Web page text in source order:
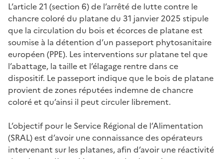
L’article 21 (section 6) de l’arrêté de lutte contre le
chancre coloré du platane du 31 janvier 2025 stipule
que la circulation du bois et écorces de platane est
soumise à la détention d’un passeport phytosanitaire
européen (PPE). Les interventions sur platane tel que
l’abattage, la taille et l’élagage rentre dans ce
dispositif. Le passeport indique que le bois de platane
provient de zones réputées indemne de chancre
coloré et qu’ainsi il peut circuler librement.
L’objectif pour le Service Régional de l’Alimentation
(SRAL) est d’avoir une connaissance des opérateurs
intervenant sur les platanes, afin d’avoir une réactivité